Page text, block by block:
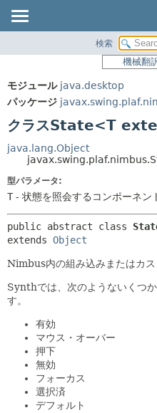
パッケージ
使用
ツリー
プレビュー
新規
非推奨
索引
ヘルプ
検索
機械翻
モジュール java.desktop
パッケージ
クラスState<T
java.lang.Object
型パラメータ:
T - 状態を照会するコンポーネン
public abstract class
extends Object
Nimbus内の組み込みまたはカス
Synthでは、次のようないくつ
す。
有効
マウス・オーバー
押下
無効
フォーカス
選択済
デフォルト